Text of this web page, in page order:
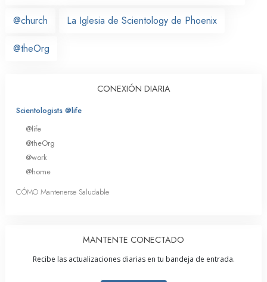
@church La Iglesia de Scientology de Phoenix
@theOrg
CONEXIÓN DIARIA
Scientologists @life
@life
@theOrg
@work
@home
CÓMO Mantenerse Saludable
MANTENTE CONECTADO
Recibe las actualizaciones diarias en tu bandeja de entrada.